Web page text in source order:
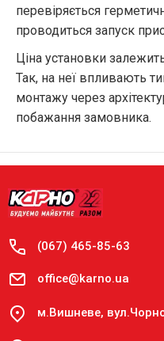
перевіряється
проводиться запуск
Ціна установки
Так, на неї впливають
монтажу через
побажання замовника.
(067) 465-85-63
office@karno.ua
м.Вишневе,